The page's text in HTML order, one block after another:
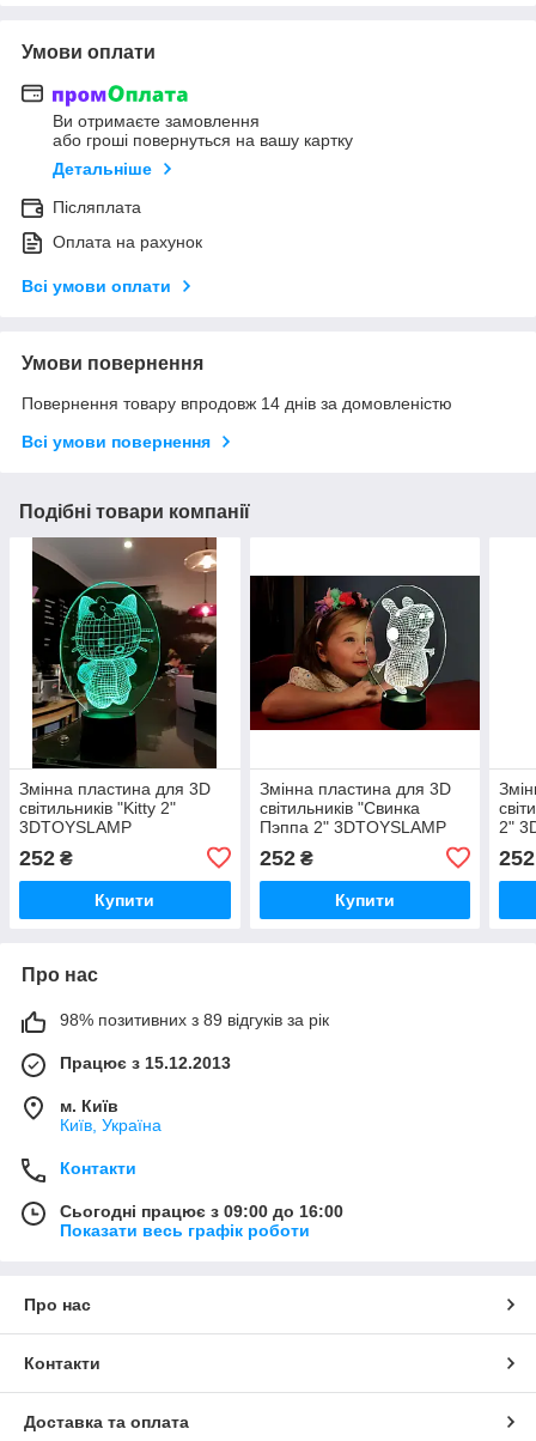
Умови оплати
Ви отримаєте замовлення
або гроші повернуться на вашу картку
Детальніше
Післяплата
Оплата на рахунок
Всі умови оплати
Умови повернення
Повернення товару впродовж 14 днів за домовленістю
Всі умови повернення
Подібні товари компанії
Змінна пластина для 3D
світильників "Kitty 2"
3DTOYSLAMP
252 ₴
Купити
Змінна пластина для 3D
світильників "Свинка
Пэппа 2" 3DTOYSLAMP
252₴
Купити
2"
252
Про нас
98% позитивних з 89 відгуків за рік
Працює з 15.12.2013
м. Київ
Київ, Україна
Контакти
Сьогодні працює з 09:00 до 16:00
Показати весь графік роботи
Про нас
Контакти
Доставка та оплата